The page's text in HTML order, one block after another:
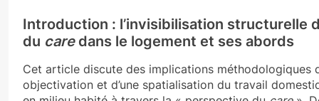
Introduction : l’invisibilisation structurelle
du caredans le logement et ses abords
Cet article discute des implications méthodologiques
objectivation et d’une spatialisation du travail